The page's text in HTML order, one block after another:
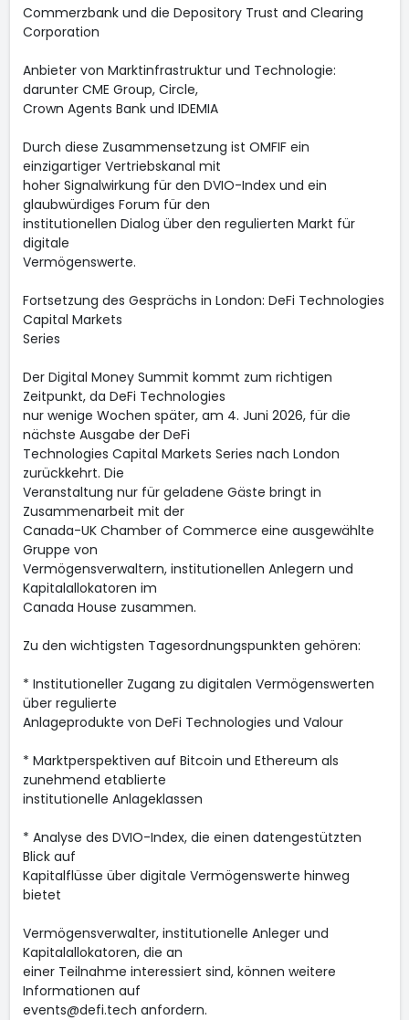
Commerzbank und die Depository Trust and Clearing
Corporation
Anbieter von Marktinfrastruktur und Technologie:
darunter CME Group, Circle,
Crown Agents Bank und IDEMIA
Durch diese Zusammensetzung ist OMFIF ein
einzigartiger Vertriebskanal mit
hoher Signalwirkung für den DVIO-Index und ein
glaubwürdiges Forum für den
institutionellen Dialog über den regulierten Markt für
digitale
Vermögenswerte.
Fortsetzung des Gesprächs in London: DeFi Technologies
Capital Markets
Series
Der Digital Money Summit kommt zum richtigen
Zeitpunkt, da DeFi Technologies
nur wenige Wochen später, am 4. Juni 2026, für die
nächste Ausgabe der DeFi
Technologies Capital Markets Series nach London
zurückkehrt. Die
Veranstaltung nur für geladene Gäste bringt in
Zusammenarbeit mit der
Canada-UK Chamber of Commerce eine ausgewählte
Gruppe von
Vermögensverwaltern, institutionellen Anlegern und
Kapitalallokatoren im
Canada House zusammen.
Zu den wichtigsten Tagesordnungspunkten gehören:
* Institutioneller Zugang zu digitalen Vermögenswerten
über regulierte
Anlageprodukte von DeFi Technologies und Valour
* Marktperspektiven auf Bitcoin und Ethereum als
zunehmend etablierte
institutionelle Anlageklassen
* Analyse des DVIO-Index, die einen datengestützten
Blick auf
Kapitalflüsse über digitale Vermögenswerte hinweg
bietet
Vermögensverwalter, institutionelle Anleger und
Kapitalallokatoren, die an
einer Teilnahme interessiert sind, können weitere
Informationen auf
events@defi.tech anfordern.